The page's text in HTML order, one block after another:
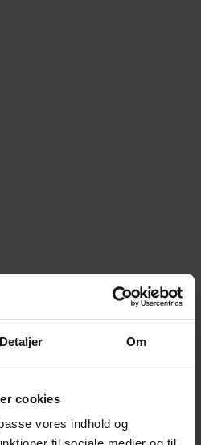
Detaljer Om
cookies
vores indhold og